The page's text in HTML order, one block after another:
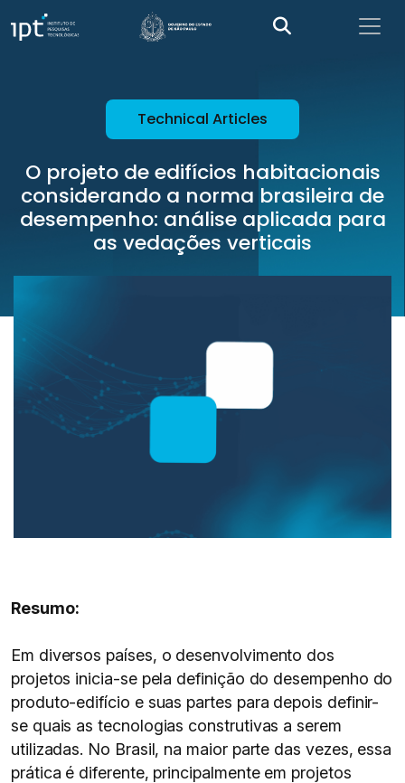
Technical Articles
O projeto de edifícios habitacionais
considerando a norma brasileira de
desempenho: análise aplicada para
as vedações verticais
Resumo:
Em diversos países, o desenvolvimento dos
projetos inicia-se pela definição do desempenho do
produto-edifício e suas partes para depois definir-
se quais as tecnologias construtivas a serem
utilizadas. No Brasil, na maior parte das vezes, essa
prática é diferente, principalmente em projetos